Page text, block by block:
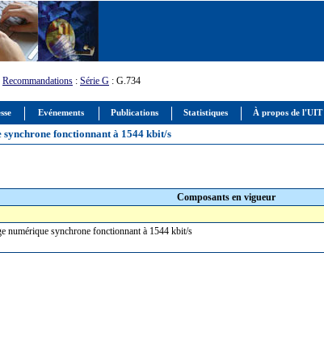
Evénements Publications Statistiques À propos de l'UIT
Recommandations : Série G : G.734
fonctionnant à 1544 kbit/s
Composants en vigueur
numérique synchrone fonctionnant à 1544 kbit/s